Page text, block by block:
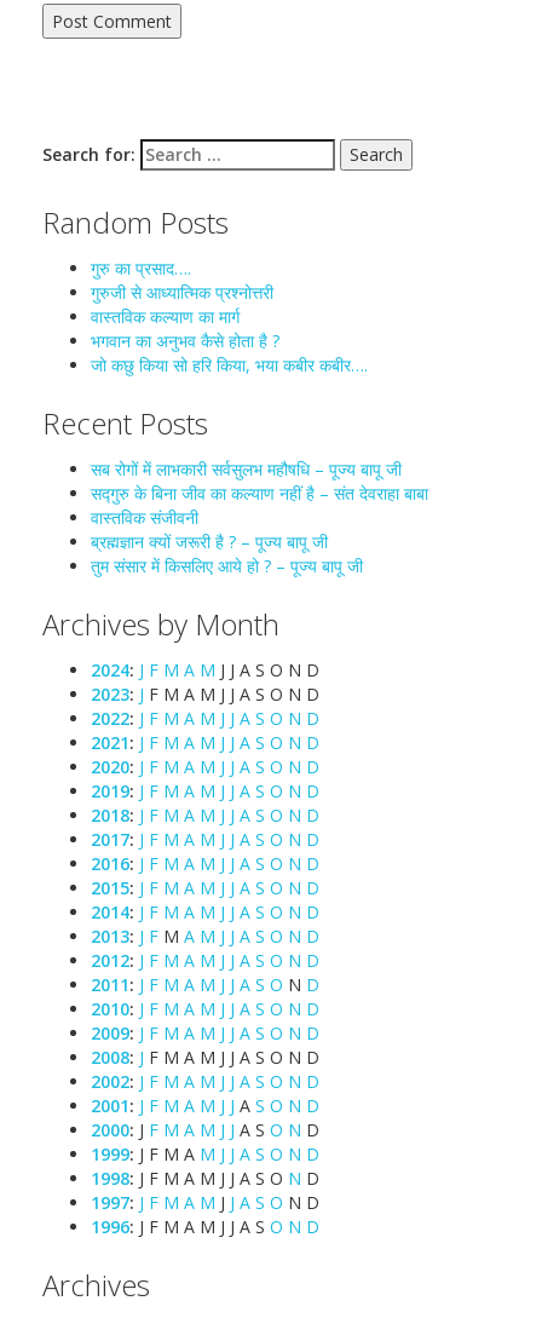
Search for:
Random Posts
गुरु का प्रसाद….
गुरुजी से आध्यात्मिक प्रश्नोत्तरी
वास्तविक कल्याण का मार्ग
भगवान का अनुभव कैसे होता है ?
जो कछु किया सो हरि किया, भया कबीर कबीर….
Recent Posts
सब रोगों में लाभकारी सर्वसुलभ महौषधि – पूज्य बापू जी
सद्गुरु के बिना जीव का कल्याण नहीं है – संत देवराहा बाबा
वास्तविक संजीवनी
ब्रह्मज्ञान क्यों जरूरी है ? – पूज्य बापू जी
तुम संसार में किसलिए आये हो ? – पूज्य बापू जी
Archives by Month
2024: J F M A M J J A S O N D
2023: J F M A M J J A S O N D
2022: J F M A M J J A S O N D
2021: J F M A M J J A S O N D
2020: J F M A M J J A S O N D
2019: J F M A M J J A S O N D
2018: J F M A M J J A S O N D
2017: J F M A M J J A S O N D
2016: J F M A M J J A S O N D
2015: J F M A M J J A S O N D
2014: J F M A M J J A S O N D
2013: J F M A M J J A S O N D
2012: J F M A M J J A S O N D
2011: J F M A M J J A S O N D
2010: J F M A M J J A S O N D
2009: J F M A M J J A S O N D
2008: J F M A M J J A S O N D
2002: J F M A M J J A S O N D
2001: J F M A M J J A S O N D
2000: J F M A M J J A S O N D
1999: J F M A M J J A S O N D
1998: J F M A M J J A S O N D
1997: J F M A M J J A S O N D
1996: J F M A M J J A S O N D
Archives